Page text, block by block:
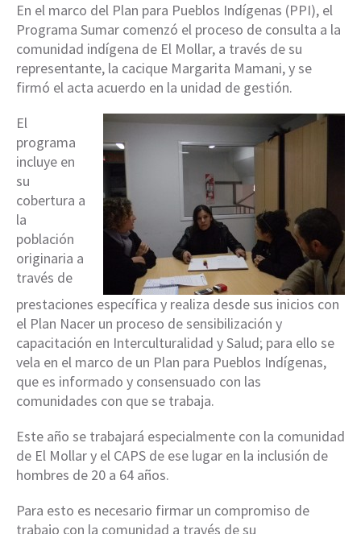
En el marco del Plan para Pueblos Indígenas (PPI), el
Programa Sumar comenzó el proceso de consulta a la
comunidad indígena de El Mollar, a través de su
representante, la cacique Margarita Mamani, y se
firmó el acta acuerdo en la unidad de gestión.
El
programa
incluye en
su
cobertura a
la
población
originaria a
través de
prestaciones específica y realiza desde sus inicios con
el Plan Nacer un proceso de sensibilización y
capacitación en Interculturalidad y Salud; para ello se
vela en el marco de un Plan para Pueblos Indígenas,
que es informado y consensuado con las
comunidades con que se trabaja.
Este año se trabajará especialmente con la comunidad
de El Mollar y el CAPS de ese lugar en la inclusión de
hombres de 20 a 64 años.
Para esto es necesario firmar un compromiso de
trabajo con la comunidad a través de su